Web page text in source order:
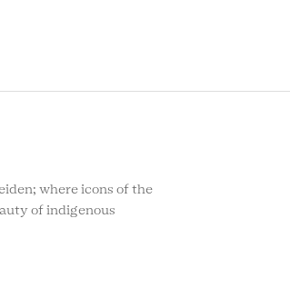
where icons of the
of indigenous